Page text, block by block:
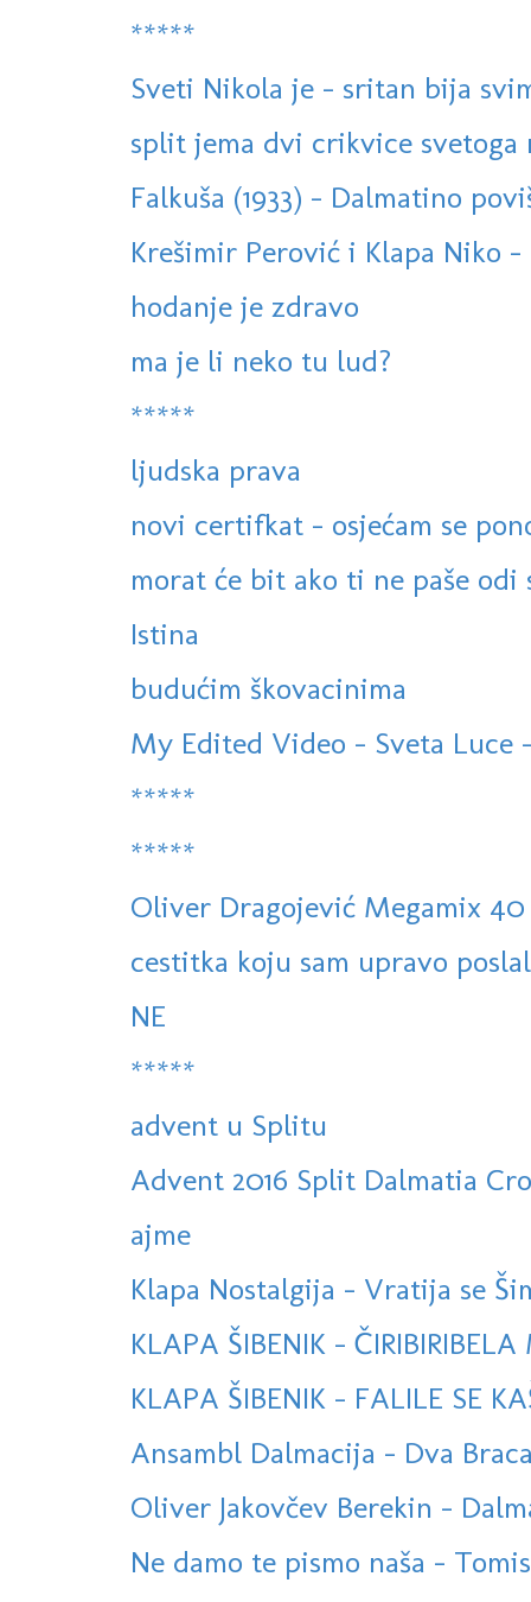
*****
Sveti Nikola je - sritan bija
split jema dvi crikvice svetoga
Falkuša (1933) - Dalmatino
Krešimir Perović i Klapa Niko
hodanje je zdravo
ma je li neko tu lud?
*****
ljudska prava
novi certifkat - osjećam se
morat će bit ako ti ne paše odi
Istina
budućim škovacinima
My Edited Video - Sveta Luce
*****
*****
Oliver Dragojević Megamix
cestitka koju sam upravo
NE
*****
advent u Splitu
Advent 2016 Split Dalmatia
ajme
Klapa Nostalgija - Vratija se
KLAPA ŠIBENIK -
KLAPA ŠIBENIK - FALILE SE
Ansambl Dalmacija - Dva
Oliver Jakovčev Berekin -
Ne damo te pismo naša -